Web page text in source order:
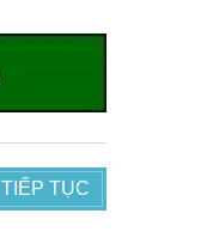
TIẾP TỤC